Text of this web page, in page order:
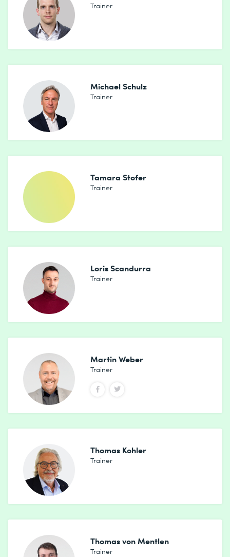
Trainer
Michael Schulz
Trainer
Tamara Stofer
Trainer
Loris Scandurra
Trainer
Martin Weber
Trainer
Thomas Kohler
Trainer
Thomas von Mentlen
Trainer